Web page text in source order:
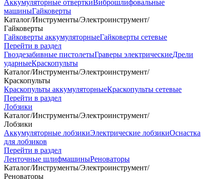
Аккумуляторные отверткиВиброшлифовальные
машиныГайковерты
Каталог/Инструменты/Электроинструмент/
Гайковерты
Гайковерты аккумуляторныеГайковерты сетевые
Перейти в раздел
Гвоздезабивные пистолетыГраверы электрическиеДрели
ударныеКраскопульты
Каталог/Инструменты/Электроинструмент/
Краскопульты
Краскопульты аккумуляторныеКраскопульты сетевые
Перейти в раздел
Лобзики
Каталог/Инструменты/Электроинструмент/
Лобзики
Аккумуляторные лобзикиЭлектрические лобзикиОснастка
для лобзиков
Перейти в раздел
Ленточные шлифмашиныРеноваторы
Каталог/Инструменты/Электроинструмент/
Реноваторы